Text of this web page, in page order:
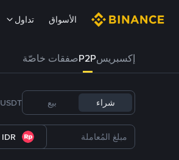
الأسواق تداول
إكسبريسP2Pصفقات خاصّة
شراء بيع USDT
IDR